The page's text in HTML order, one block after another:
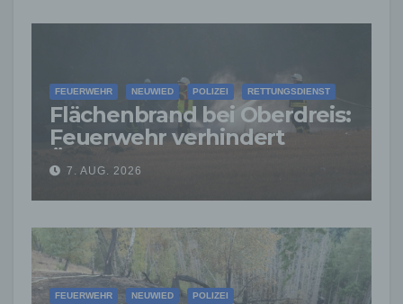
FEUERWEHR NEUWIED POLIZEI RETTUNGSDIENST
Flächenbrand bei Oberdreis:
Feuerwehr verhindert
Übergreifen auf Waldgebiet
7. AUG. 2026
FEUERWEHR NEUWIED POLIZEI